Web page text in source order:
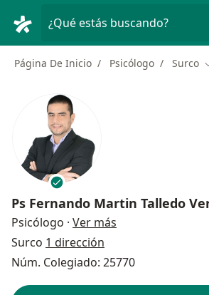
¿Qué estás buscando?
Página De Inicio Psicólogo Surco
Ps Fernando Martin Talledo
Psicólogo · Ver más
Surco 1 dirección
Núm. Colegiado: 25770